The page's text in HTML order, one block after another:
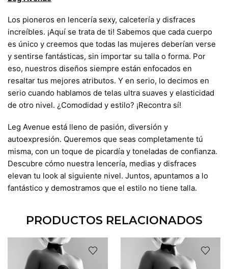
Los pioneros en lencería sexy, calcetería y disfraces
increíbles. ¡Aquí se trata de ti! Sabemos que cada cuerpo
es único y creemos que todas las mujeres deberían verse
y sentirse fantásticas, sin importar su talla o forma. Por
eso, nuestros diseños siempre están enfocados en
resaltar tus mejores atributos. Y en serio, lo decimos en
serio cuando hablamos de telas ultra suaves y elasticidad
de otro nivel. ¿Comodidad y estilo? ¡Recontra sí!
Leg Avenue está lleno de pasión, diversión y
autoexpresión. Queremos que seas completamente tú
misma, con un toque de picardía y toneladas de confianza.
Descubre cómo nuestra lencería, medias y disfraces
elevan tu look al siguiente nivel. Juntos, apuntamos a lo
fantástico y demostramos que el estilo no tiene talla.
PRODUCTOS RELACIONADOS